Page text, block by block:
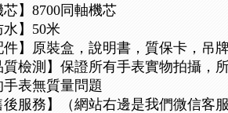
芯】8700同軸機芯
水】50米
件】原裝盒，說明書，質保卡，吊牌
質檢測】保證所有手表實物拍攝
手表無質量問題
後服務】（網站右邊是我們微信客